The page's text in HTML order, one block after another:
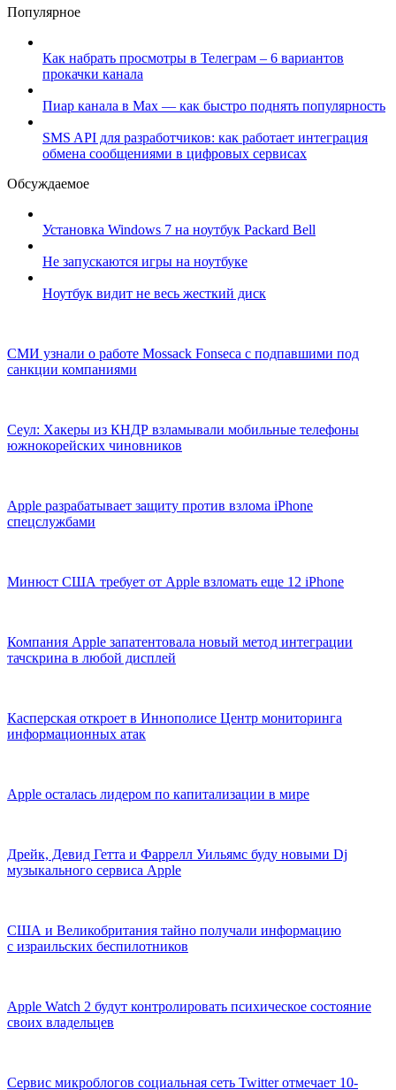
Популярное
Как набрать просмотры в Телеграм – 6 вариантов
прокачки канала
Пиар канала в Max — как быстро поднять популярность
SMS API для разработчиков: как работает интеграция
обмена сообщениями в цифровых сервисах
Обсуждаемое
Установка Windows 7 на ноутбук Packard Bell
Не запускаются игры на ноутбуке
Ноутбук видит не весь жесткий диск
СМИ узнали о работе Mossack Fonseca с подпавшими под
санкции компаниями
Сеул: Хакеры из КНДР взламывали мобильные телефоны
южнокорейских чиновников
Apple разрабатывает защиту против взлома iPhone
спецслужбами
Минюст США требует от Apple взломать еще 12 iPhone
Компания Apple запатентовала новый метод интеграции
тачскрина в любой дисплей
Касперская откроет в Иннополисе Центр мониторинга
информационных атак
Apple осталась лидером по капитализации в мире
Дрейк, Девид Гетта и Фаррелл Уильямс буду новыми Dj
музыкального сервиса Apple
США и Великобритания тайно получали информацию
с израильских беспилотников
Apple Watch 2 будут контролировать психическое состояние
своих владельцев
Сервис микроблогов социальная сеть Twitter отмечает 10-